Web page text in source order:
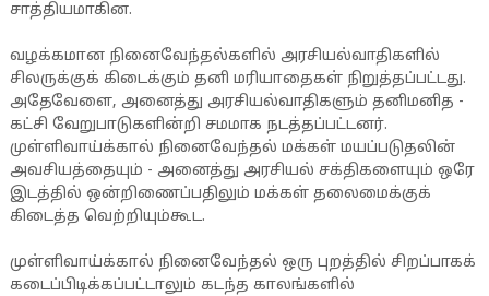
சாத்தியமாகின.
வழக்கமான நினைவேந்தல்களில் அரசியல்வாதிகளில்
சிலருக்குக் கிடைக்கும் தனி மரியாதைகள் நிறுத்தப்பட்டது.
அதேவேளை, அனைத்து அரசியல்வாதிகளும் தனிமனித -
கட்சி வேறுபாடுகளின்றி சமமாக நடத்தப்பட்டனர்.
முள்ளிவாய்க்கால் நினைவேந்தல் மக்கள் மயப்படுதலின்
அவசியத்தையும் - அனைத்து அரசியல் சக்திகளையும் ஒரே
இடத்தில் ஒன்றிணைப்பதிலும் மக்கள் தலைமைக்குக்
கிடைத்த வெற்றியும்கூட.
முள்ளிவாய்க்கால் நினைவேந்தல் ஒரு புறத்தில் சிறப்பாகக்
கடைப்பிடிக்கப்பட்டாலும் கடந்த காலங்களில்